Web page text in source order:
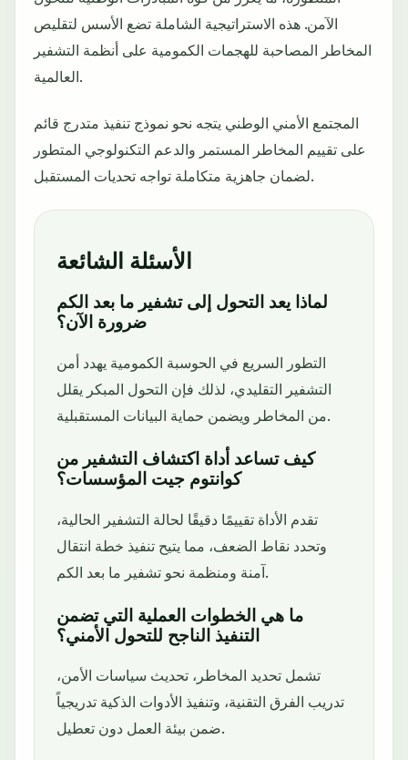
الآمن. هذه الاستراتيجية الشاملة تضع الأسس لتقليص
المخاطر المصاحبة للهجمات الكمومية على أنظمة التشفير
العالمية.
المجتمع الأمني الوطني يتجه نحو نموذج تنفيذ متدرج قائم
على تقييم المخاطر المستمر والدعم التكنولوجي المتطور
لضمان جاهزية متكاملة تواجه تحديات المستقبل.
الأسئلة الشائعة
لماذا يعد التحول إلى تشفير ما بعد الكم
ضرورة الآن؟
التطور السريع في الحوسبة الكمومية يهدد أمن
التشفير التقليدي، لذلك فإن التحول المبكر يقلل
من المخاطر ويضمن حماية البيانات المستقبلية.
كيف تساعد أداة اكتشاف التشفير من
كوانتوم جيت المؤسسات؟
تقدم الأداة تقييمًا دقيقًا لحالة التشفير الحالية،
وتحدد نقاط الضعف، مما يتيح تنفيذ خطة انتقال
آمنة ومنظمة نحو تشفير ما بعد الكم.
ما هي الخطوات العملية التي تضمن
التنفيذ الناجح للتحول الأمني؟
تشمل تحديد المخاطر، تحديث سياسات الأمن،
تدريب الفرق التقنية، وتنفيذ الأدوات الذكية تدريجياً
ضمن بيئة العمل دون تعطيل.